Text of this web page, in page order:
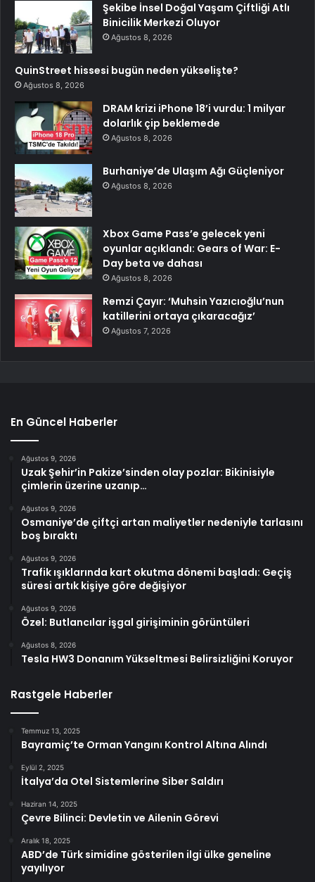
Şekibe İnsel Doğal Yaşam Çiftliği Atlı
Binicilik Merkezi Oluyor
Ağustos 8, 2026
QuinStreet hissesi bugün neden yükselişte?
Ağustos 8, 2026
DRAM krizi iPhone 18’i vurdu: 1 milyar
dolarlık çip beklemede
Ağustos 8, 2026
Burhaniye’de Ulaşım Ağı Güçleniyor
Ağustos 8, 2026
Xbox Game Pass’e gelecek yeni
oyunlar açıklandı: Gears of War: E-
Day beta ve dahası
Ağustos 8, 2026
Remzi Çayır: ‘Muhsin Yazıcıoğlu’nun
katillerini ortaya çıkaracağız’
Ağustos 7, 2026
En Güncel Haberler
Ağustos 9, 2026
Uzak Şehir’in Pakize’sinden olay pozlar: Bikinisiyle
çimlerin üzerine uzanıp…
Ağustos 9, 2026
Osmaniye’de çiftçi artan maliyetler nedeniyle tarlasını
boş bıraktı
Ağustos 9, 2026
Trafik ışıklarında kart okutma dönemi başladı: Geçiş
süresi artık kişiye göre değişiyor
Ağustos 9, 2026
Özel: Butlancılar işgal girişiminin görüntüleri
Ağustos 8, 2026
Tesla HW3 Donanım Yükseltmesi Belirsizliğini Koruyor
Rastgele Haberler
Temmuz 13, 2025
Bayramiç’te Orman Yangını Kontrol Altına Alındı
Eylül 2, 2025
İtalya’da Otel Sistemlerine Siber Saldırı
Haziran 14, 2025
Çevre Bilinci: Devletin ve Ailenin Görevi
Aralık 18, 2025
ABD’de Türk simidine gösterilen ilgi ülke geneline
yayılıyor